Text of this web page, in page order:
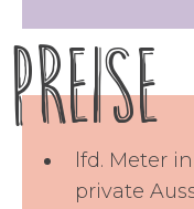
Preise
lfd. Meter
private